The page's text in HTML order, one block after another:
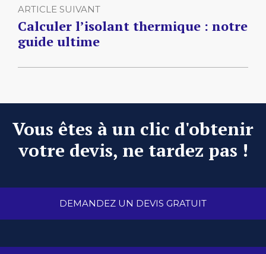
ARTICLE SUIVANT
Calculer l’isolant thermique : notre
guide ultime
Vous êtes à un clic d'obtenir
votre devis, ne tardez pas !
DEMANDEZ UN DEVIS GRATUIT